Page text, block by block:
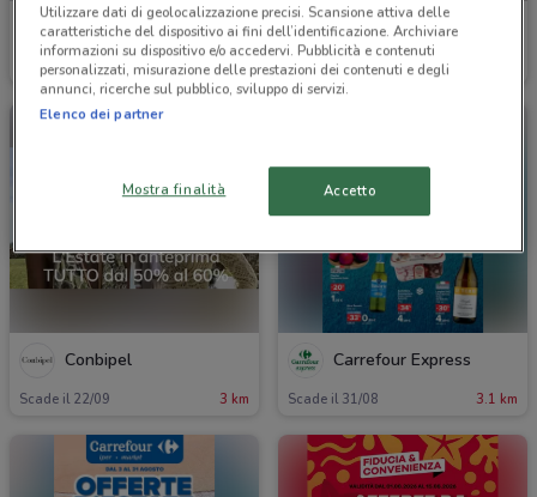
Parentini
Scade il 22/09 1.8 km
Bricofer
Scade il 31/08
Conbipel
Scade il 22/09 3 km
Carrefour Express
Scade il 31/08 3.1 km
Utilizzare dati di geolocalizzazione precisi. Scansione attiva delle
caratteristiche del dispositivo ai fini dell’identificazione. Archiviare
informazioni su dispositivo e/o accedervi. Pubblicità e contenuti
personalizzati, misurazione delle prestazioni dei contenuti e degli
annunci, ricerche sul pubblico, sviluppo di servizi.
Elenco dei partner
Mostra finalità Accetto